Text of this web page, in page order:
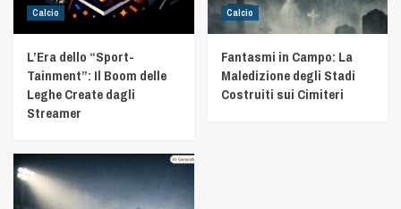
Calcio
L’Era dello “Sport-
Tainment”: Il Boom delle
Leghe Create dagli
Streamer
Calcio
Fantasmi in Campo: La
Maledizione degli Stadi
Costruiti sui Cimiteri